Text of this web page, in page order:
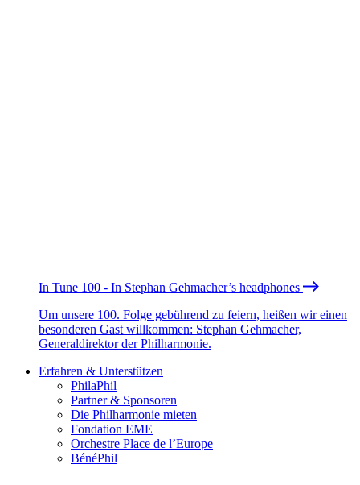
In Tune 100 - In Stephan Gehmacher’s headphones
Um unsere 100. Folge gebührend zu feiern, heißen wir einen
besonderen Gast willkommen: Stephan Gehmacher,
Generaldirektor der Philharmonie.
Erfahren & Unterstützen
PhilaPhil
Partner & Sponsoren
Die Philharmonie mieten
Fondation EME
Orchestre Place de l’Europe
BénéPhil